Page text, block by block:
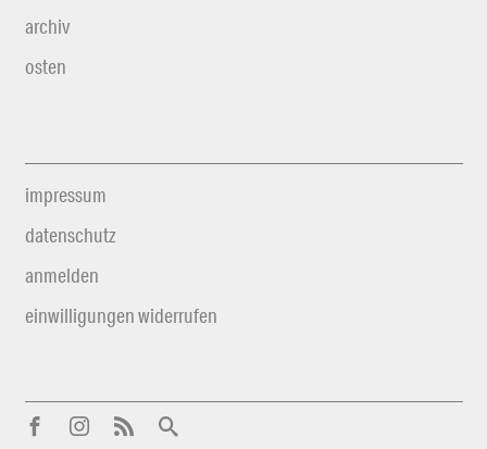
archiv
osten
impressum
datenschutz
anmelden
einwilligungen widerrufen